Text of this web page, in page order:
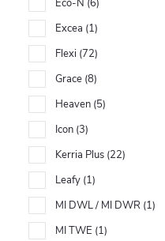
Eco-N 6
Excea 1
Flexi 72
Grace 8
Heaven 5
Icon 3
Kerria Plus 22
Leafy 1
MI DWL / MI DWR 1
MI TWE 1